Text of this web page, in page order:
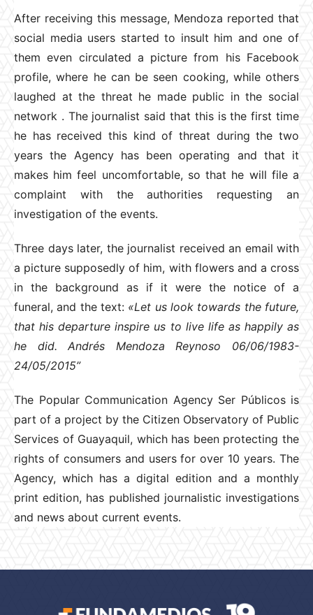
After receiving this message, Mendoza reported that
social media users started to insult him and one of
them even circulated a picture from his Facebook
profile, where he can be seen cooking, while others
laughed at the threat he made public in the social
network . The journalist said that this is the first time
he has received this kind of threat during the two
years the Agency has been operating and that it
makes him feel uncomfortable, so that he will file a
complaint with the authorities requesting an
investigation of the events.
Three days later, the journalist received an email with
a picture supposedly of him, with flowers and a cross
in the background as if it were the notice of a
funeral, and the text: «Let us look towards the future,
that his departure inspire us to live life as happily as
he did. Andrés Mendoza Reynoso 06/06/1983-
24/05/2015”
The Popular Communication Agency Ser Públicos is
part of a project by the Citizen Observatory of Public
Services of Guayaquil, which has been protecting the
rights of consumers and users for over 10 years. The
Agency, which has a digital edition and a monthly
print edition, has published journalistic investigations
and news about current events.